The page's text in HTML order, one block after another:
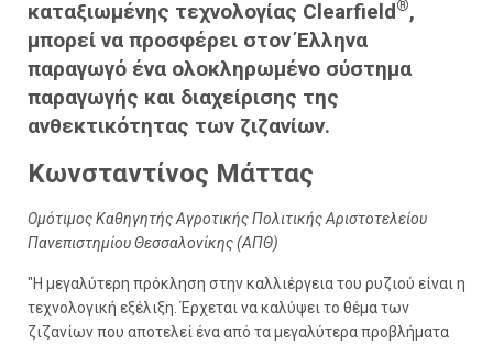
καταξιωμένης τεχνολογίας Clearfield®,
μπορεί να προσφέρει στον Έλληνα
παραγωγό ένα ολοκληρωμένο σύστημα
παραγωγής και διαχείρισης της
ανθεκτικότητας των ζιζανίων.
Κωνσταντίνος Μάττας
Ομότιμος Καθηγητής Αγροτικής Πολιτικής Αριστοτελείου
Πανεπιστημίου Θεσσαλονίκης (ΑΠΘ)
"Η μεγαλύτερη πρόκληση στην καλλιέργεια του ρυζιού είναι η
τεχνολογική εξέλιξη. Έρχεται να καλύψει το θέμα των
ζιζανίων που αποτελεί ένα από τα μεγαλύτερα προβλήματα